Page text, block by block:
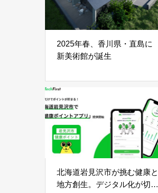
2025年春、香川県・直島に
新美術館が誕生
北海道岩見沢市が挑む健康と
地方創生。デジタル化が切り